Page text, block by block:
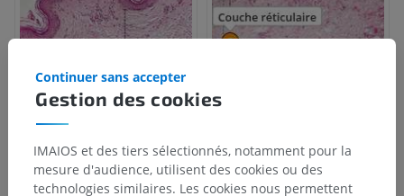
Gestion des cookies
Continuer sans accepter
IMAIOS et des tiers sélectionnés, notamment pour la
mesure d'audience, utilisent des cookies ou des
technologies similaires. Les cookies nous permettent